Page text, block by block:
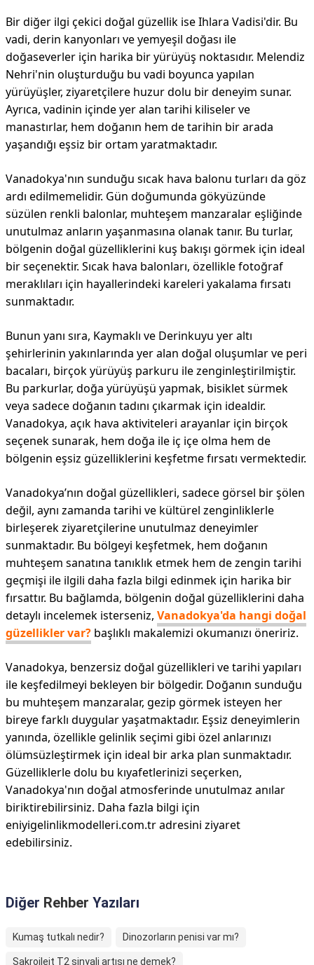
Bir diğer ilgi çekici doğal güzellik ise Ihlara Vadisi'dir. Bu
vadi, derin kanyonları ve yemyeşil doğası ile
doğaseverler için harika bir yürüyüş noktasıdır. Melendiz
Nehri'nin oluşturduğu bu vadi boyunca yapılan
yürüyüşler, ziyaretçilere huzur dolu bir deneyim sunar.
Ayrıca, vadinin içinde yer alan tarihi kiliseler ve
manastırlar, hem doğanın hem de tarihin bir arada
yaşandığı eşsiz bir ortam yaratmaktadır.
Vanadokya'nın sunduğu sıcak hava balonu turları da göz
ardı edilmemelidir. Gün doğumunda gökyüzünde
süzülen renkli balonlar, muhteşem manzaralar eşliğinde
unutulmaz anların yaşanmasına olanak tanır. Bu turlar,
bölgenin doğal güzelliklerini kuş bakışı görmek için ideal
bir seçenektir. Sıcak hava balonları, özellikle fotoğraf
meraklıları için hayallerindeki kareleri yakalama fırsatı
sunmaktadır.
Bunun yanı sıra, Kaymaklı ve Derinkuyu yer altı
şehirlerinin yakınlarında yer alan doğal oluşumlar ve peri
bacaları, birçok yürüyüş parkuru ile zenginleştirilmiştir.
Bu parkurlar, doğa yürüyüşü yapmak, bisiklet sürmek
veya sadece doğanın tadını çıkarmak için idealdir.
Vanadokya, açık hava aktiviteleri arayanlar için birçok
seçenek sunarak, hem doğa ile iç içe olma hem de
bölgenin eşsiz güzelliklerini keşfetme fırsatı vermektedir.
Vanadokya’nın doğal güzellikleri, sadece görsel bir şölen
değil, aynı zamanda tarihi ve kültürel zenginliklerle
birleşerek ziyaretçilerine unutulmaz deneyimler
sunmaktadır. Bu bölgeyi keşfetmek, hem doğanın
muhteşem sanatına tanıklık etmek hem de zengin tarihi
geçmişi ile ilgili daha fazla bilgi edinmek için harika bir
fırsattır. Bu bağlamda, bölgenin doğal güzelliklerini daha
detaylı incelemek isterseniz, Vanadokya'da hangi doğal
güzellikler var? başlıklı makalemizi okumanızı öneririz.
Vanadokya, benzersiz doğal güzellikleri ve tarihi yapıları
ile keşfedilmeyi bekleyen bir bölgedir. Doğanın sunduğu
bu muhteşem manzaralar, gezip görmek isteyen her
bireye farklı duygular yaşatmaktadır. Eşsiz deneyimlerin
yanında, özellikle gelinlik seçimi gibi özel anlarınızı
ölümsüzleştirmek için ideal bir arka plan sunmaktadır.
Güzelliklerle dolu bu kıyafetlerinizi seçerken,
Vanadokya'nın doğal atmosferinde unutulmaz anılar
biriktirebilirsiniz. Daha fazla bilgi için
eniyigelinlikmodelleri.com.tr adresini ziyaret
edebilirsiniz.
Diğer Rehber Yazıları
Kumaş tutkalı nedir? Dinozorların penisi var mı?
Sakroileit T2 sinyali artışı ne demek?